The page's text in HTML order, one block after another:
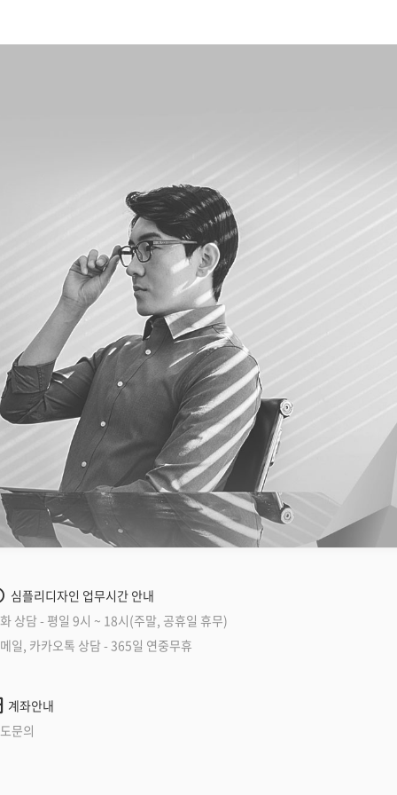
심플리디자인 업무시간 안내
상담 - 평일 9시 ~ 18시(주말, 공휴일 휴무)
일, 카카오톡 상담 - 365일 연중무휴
계좌안내
문의